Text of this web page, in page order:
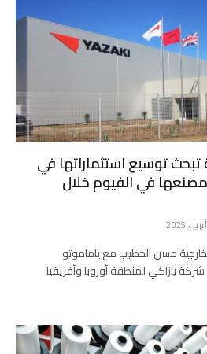
تبحث توسيع استثماراتها في
في الفيوم خلال
حسن الخطيب مع ياماموتو
يازاكي لمنطقة أوروبا وأفريقيا